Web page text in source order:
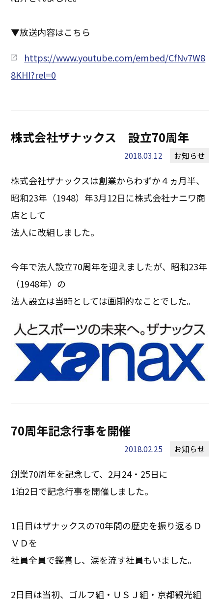
▼放送内容はこちら
https://www.youtube.com/embed/CfNv7W8
8KHI?rel=0
株式会社ザナックス 設立70周年
2018.03.12 お知らせ
株式会社ザナックスは創業からわずか４ヵ月半、
昭和23年（1948）年3月12日に株式会社ナニワ商
店として
法人に改組しました。
今年で法人設立70周年を迎えましたが、昭和23年
（1948年）の
法人設立は当時としては画期的なことでした。
70周年記念行事を開催
2018.02.25 お知らせ
創業70周年を記念して、2月24・25日に
1泊2日で記念行事を開催しました。
1日目はザナックスの70年間の歴史を振り返るＤ
ＶＤを
社員全員で鑑賞し、涙を流す社員もいました。
2日目は当初、ゴルフ組・ＵＳＪ組・京都観光組